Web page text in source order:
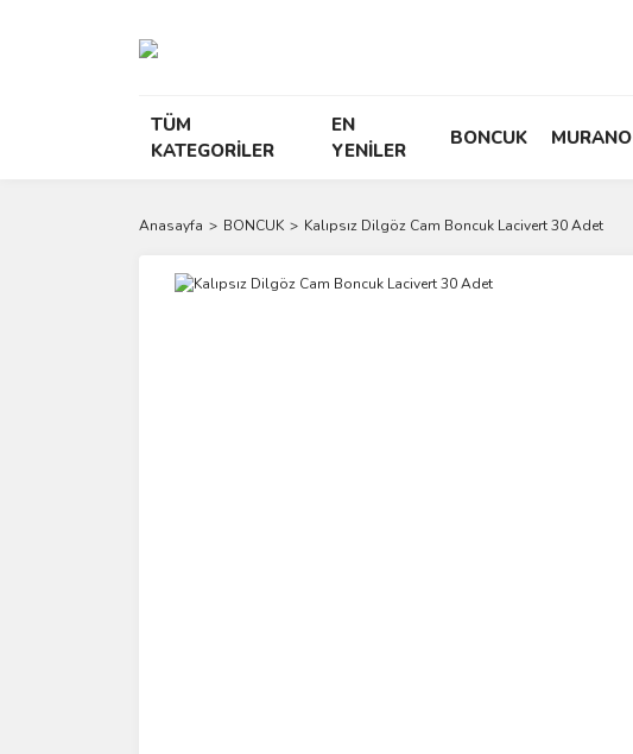
TÜM
KATEGORİLER
EN
YENİLER
BONCUK MURANO
Anasayfa BONCUK Kalıpsız Dilgöz Cam Boncuk Lacivert 30 Adet